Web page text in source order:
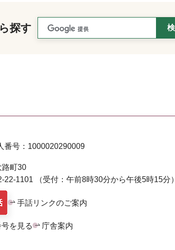
探す
番号： 1000020290009
町30
22-1101 （受付：午前8時30分から午後5時15分）
手話リンクのご案内
を見る 庁舎案内